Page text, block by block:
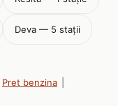
Deva — 5 stații
Pret benzina